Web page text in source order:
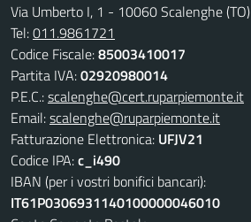
Via Umberto I, 1 - 10060 Scalenghe (TO)
Tel:011.9861721
Codice Fiscale:85003410017
Partita IVA:02920980014
P.E.C.:scalenghe@cert.ruparpiemonte.it
Email:scalenghe@ruparpiemonte.it
Fatturazione Elettronica: UFJV21
Codice IPA:c_i490
IBAN (per i vostri bonifici bancari):
IT61P0306931140100000046010